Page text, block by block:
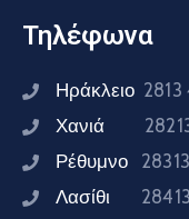
Τηλέφωνα
Ηράκλειο
Χανιά
Ρέθυμνο
Λασίθι